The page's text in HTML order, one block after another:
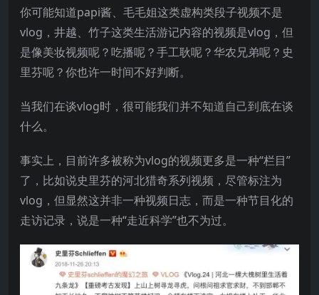
你可能知道papi酱、毛毛姐这类虚构类段子视频不是
vlog，井越、竹子这类生活游记内容的视频是vlog，但
是像美妆视频呢？吃播呢？手工耿呢？华农兄弟呢？史
里芬呢？你也许一时间不好判断。
当我们在谈vlog时，很可能我们并不知道自己到底在谈
什么。
事实上，目前许多被称为vlog的视频更多是一种“栏目”
了，比如说史里芬的河北猎奇系列视频，尽管标注为
vlog，但显然这并非一种视频日志，而是一种节目化的
走访记录，说是一种“走近科学”也不为过。